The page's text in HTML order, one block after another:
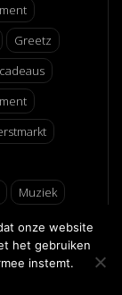
Greetz
Muziek
onze website
het gebruiken
instemt.